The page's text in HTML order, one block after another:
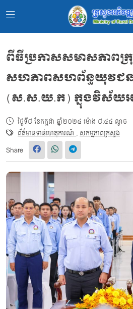
ពីធីប្រកាសសមាសភាពក្រុ
សហភាពសហព័ន្ធយុវជន
(ស.ស.យ.ក) ក្នុងវិស័យ
ថ្ងៃទី៨ ខែកក្កដា ឆ្នាំ២០២៤ ម៉ោង ៨:៤៤ ល្ងាច
ព័ត៌មានទាន់ហេតុការណ៍,សកម្មភាពក្រសួង
Share